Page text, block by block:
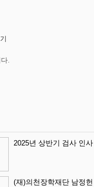
.
2025년 상반기 검사 인사
(재)의천장학재단 남정